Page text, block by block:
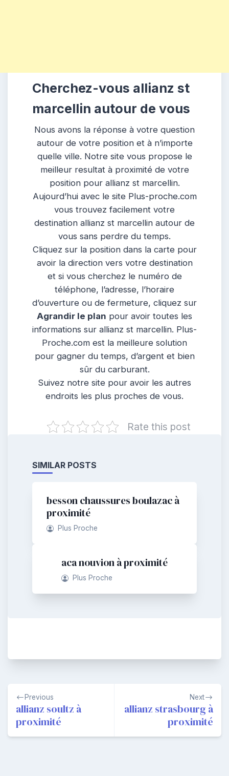
Cherchez-vous allianz st
marcellin autour de vous
Nous avons la réponse à votre question
autour de votre position et à n’importe
quelle ville. Notre site vous propose le
meilleur resultat à proximité de votre
position pour allianz st marcellin.
Aujourd’hui avec le site Plus-proche.com
vous trouvez facilement votre
destination allianz st marcellin autour de
vous sans perdre du temps.
Cliquez sur la position dans la carte pour
avoir la direction vers votre destination
et si vous cherchez le numéro de
téléphone, l’adresse, l’horaire
d’ouverture ou de fermeture, cliquez sur
Agrandir le plan pour avoir toutes les
informations sur allianz st marcellin. Plus-
Proche.com est la meilleure solution
pour gagner du temps, d’argent et bien
sûr du carburant.
Suivez notre site pour avoir les autres
endroits les plus proches de vous.
Rate this post
SIMILAR POSTS
besson chaussures boulazac à
proximité
Plus Proche
aca nouvion à proximité
Plus Proche
Navigation
de
l’article
Previous
allianz soultz à
proximité
Next
allianz strasbourg à
proximité